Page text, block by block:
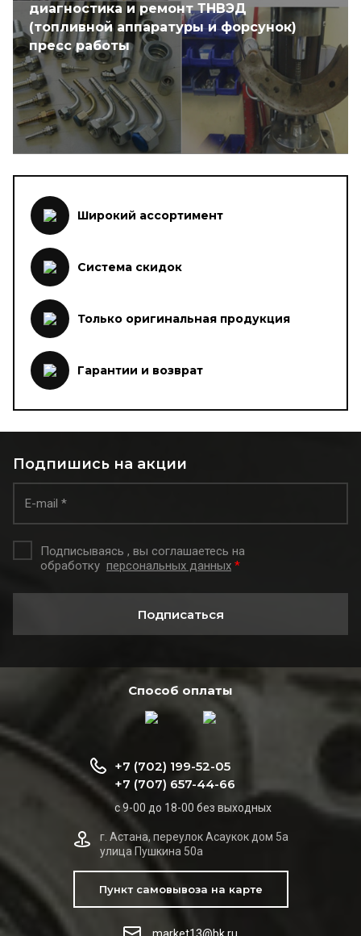
диагностика и ремонт ТНВЭД
(топливной аппаратуры и форсунок)
пресс работы
Широкий ассортимент
Система скидок
Только оригинальная продукция
Гарантии и возврат
Подпишись на акции
Подписываясь , вы соглашаетесь на
обработку персональных данных *
Подписаться
Способ оплаты
+7 (702) 199-52-05
+7 (707) 657-44-66
с 9-00 до 18-00 без выходных
г. Астана, переулок Асаукок дом 5а
улица Пушкина 50а
Пункт самовывоза на карте
market13@bk.ru